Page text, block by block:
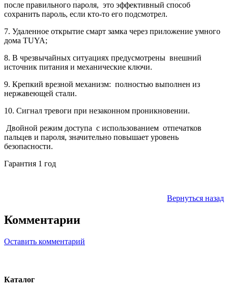
после правильного пароля, это эффективный способ
сохранить пароль, если кто-то его подсмотрел.
7. Удаленное открытие смарт замка через приложение умного
дома TUYA;
8. В чрезвычайных ситуациях предусмотрены внешний
источник питания и механические ключи.
9. Крепкий врезной механизм: полностью выполнен из
нержавеющей стали.
10. Сигнал тревоги при незаконном проникновении.
Двойной режим доступа с использованием отпечатков
пальцев и пароля, значительно повышает уровень
безопасности.
Гарантия 1 год
Вернуться назад
Комментарии
Оставить комментарий
Каталог